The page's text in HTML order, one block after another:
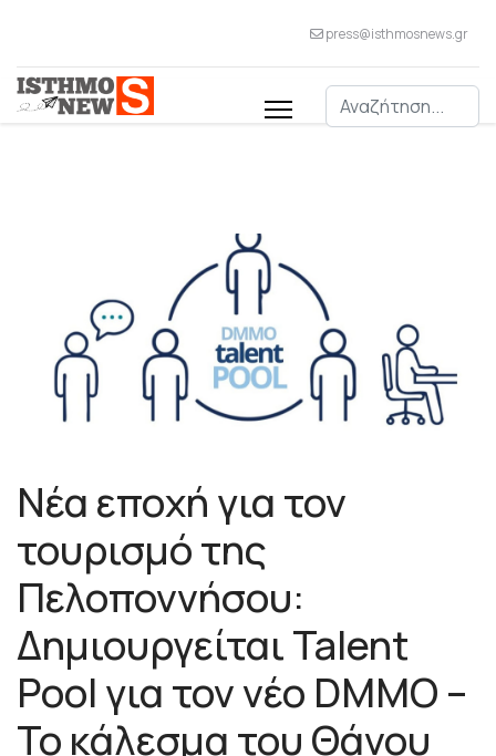
press@isthmosnews.gr
Αναζήτηση
Νέα εποχή για τον
τουρισμό της
Πελοποννήσου:
Δημιουργείται Talent
Pool για τον νέο DMMO –
Το κάλεσμα του Θάνου